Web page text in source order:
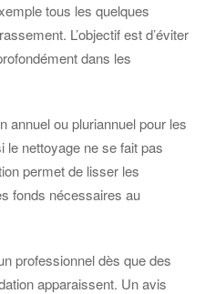
tous les quelques
L’objectif est d’éviter
dans les
annuel ou pluriannuel pour les
nettoyage ne se fait pas
permet de lisser les
fonds nécessaires au
professionnel dès que des
apparaissent. Un avis